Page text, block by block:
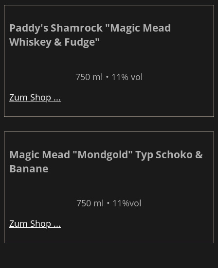
Paddy's Shamrock "Magic Mead
Whiskey & Fudge"
750 ml • 11% vol
Zum Shop ...
Magic Mead "Mondgold" Typ Schoko &
Banane
750 ml • 11%vol
Zum Shop ...